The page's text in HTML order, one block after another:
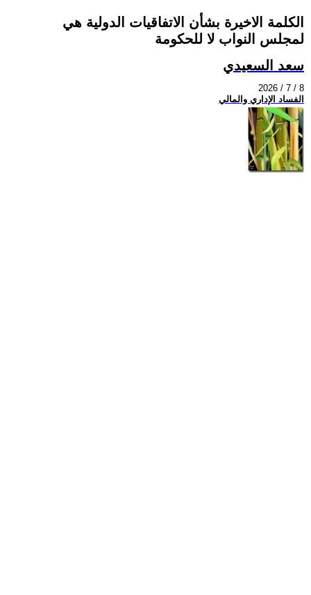
الكلمة الاخيرة بشأن الاتفاقيات الدولية هي
لمجلس النواب لا للحكومة
سعد السعيدي
2026 / 7 / 8
الفساد الإداري والمالي